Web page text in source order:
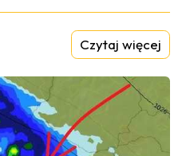
Czytaj więcej